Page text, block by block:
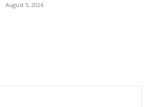
August 5, 2026